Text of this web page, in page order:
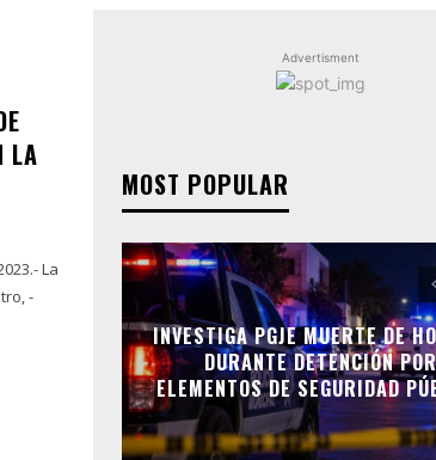
LA
-
Advertisment
MOST POPULAR
INVESTIGA PGJE MUERTE DE
DURANTE DETENCIÓN POR
ELEMENTOS DE SEGURIDAD